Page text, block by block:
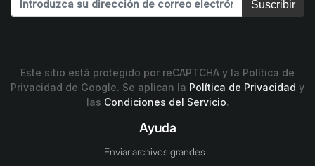
Suscribir
Este sitio está protegido por reCAPTCHA y la Política de
Privacidad de Google. Se aplican la Política de Privacidad y
las Condiciones del Servicio.
Ayuda
Enviar archivos grandes